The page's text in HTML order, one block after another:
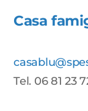
Casa
Tel. 06 81 23